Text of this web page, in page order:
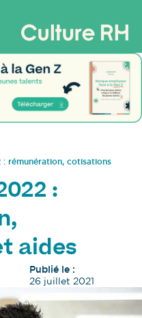
rémunération, cotisations
:
aides
Publié le :
26 juillet 2021